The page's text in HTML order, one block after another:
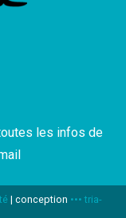
les infos de
| conception ••• tria-